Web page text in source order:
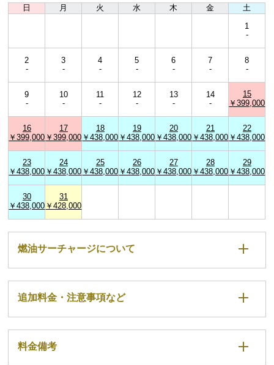
日 月 火 水 木 金 土
1
-
2
-
3
-
4
-
5
-
6
-
7
-
8
-
9
-
10
-
11
-
12
-
13
-
14
-
15
￥399,000
16
￥399,000
17
￥399,000
18
￥438,000
19
￥438,000
20
￥438,000
21
￥438,000
22
￥438,000
23
￥438,000
24
￥438,000
25
￥438,000
26
￥438,000
27
￥438,000
28
￥438,000
29
￥438,000
30
￥438,000
31
￥428,000
燃油サーチャージについて
追加料金・注意事項など
料金備考